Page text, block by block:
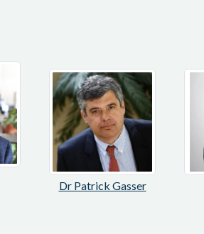
Dr Patrick Gasser